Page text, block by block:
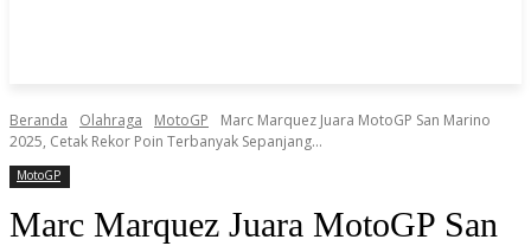
Beranda Olahraga MotoGP
Marc Marquez Juara MotoGP San Marino
2025, Cetak Rekor Poin Terbanyak Sepanjang...
MotoGP
Marc Marquez Juara MotoGP San